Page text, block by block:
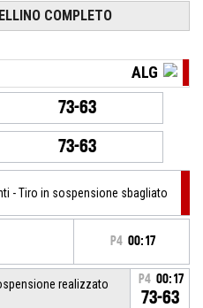
COMPLETO
ALG
73-63
73-63
- Tiro in sospensione sbagliato
P4 00:17
realizzato
P4 00:17
73-63